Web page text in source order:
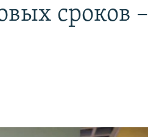
сроков –